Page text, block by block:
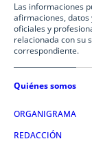
Las informaciones
afirmaciones,
oficiales y
relacionada con su
correspondiente.
Quiénes somos
ORGANIGRAMA
REDACCIÓN